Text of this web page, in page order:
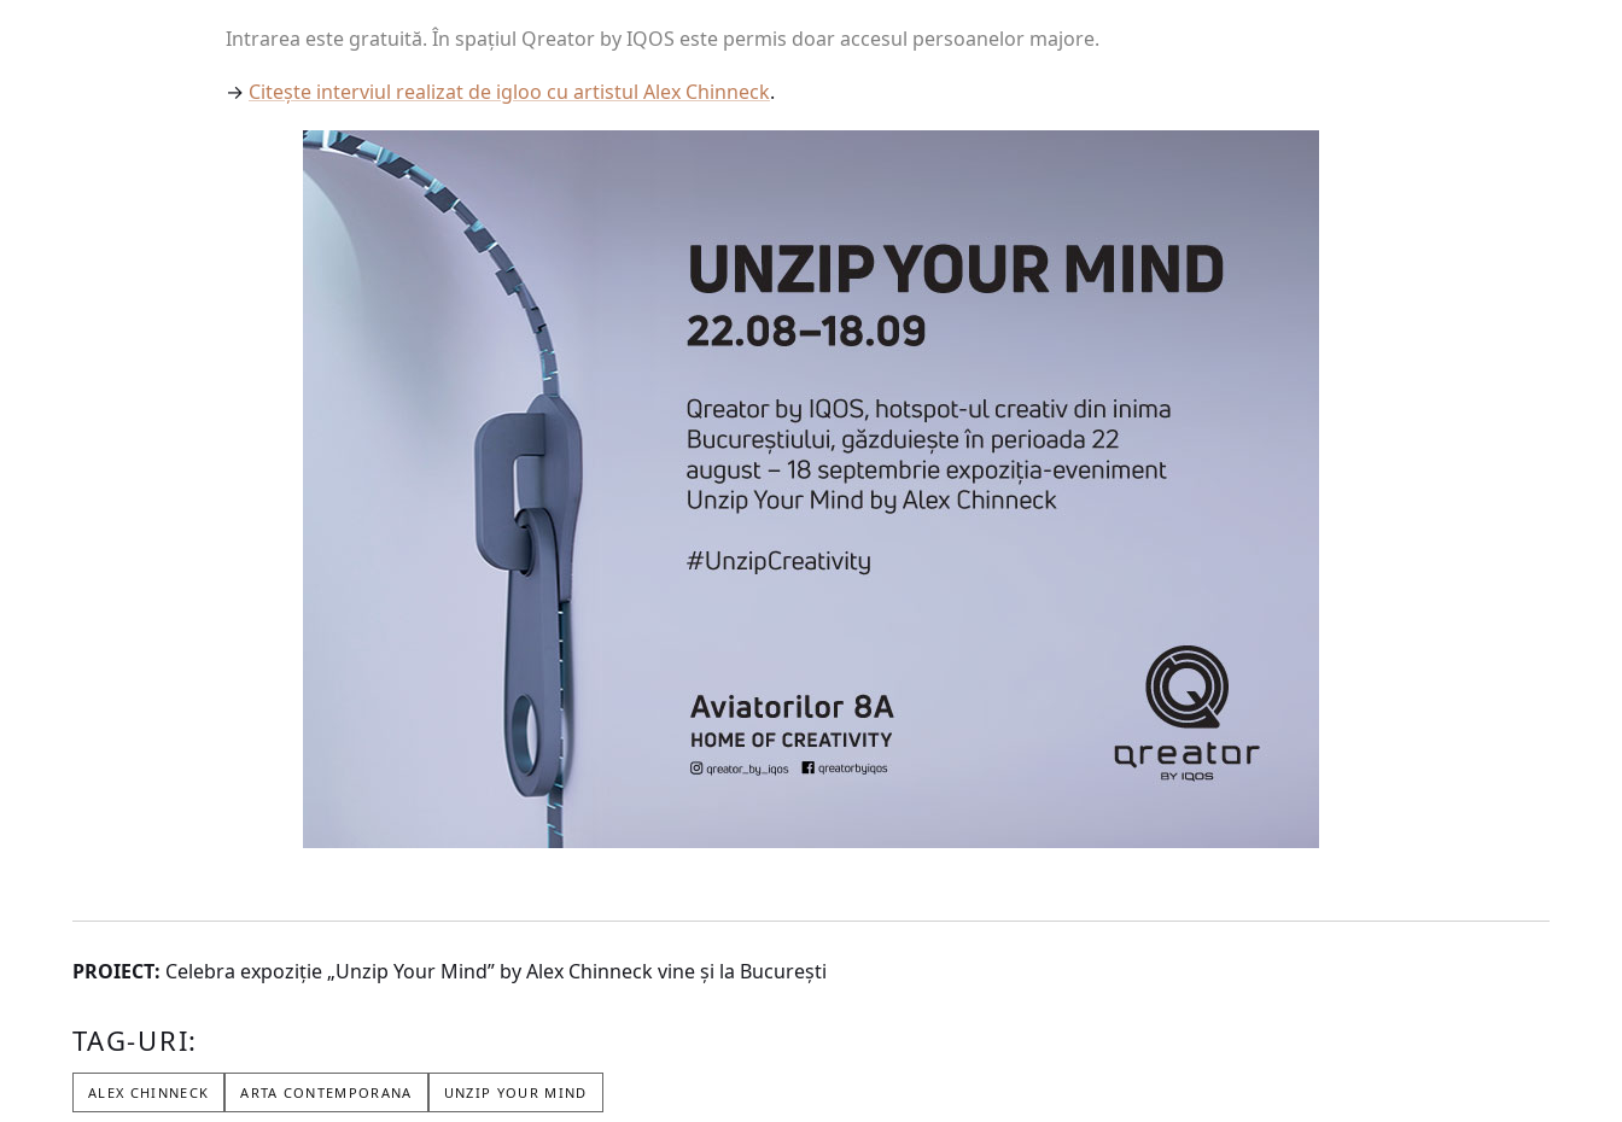
Intrarea este gratuită. În spațiul Qreator by IQOS este permis doar accesul persoanelor majore.
→ Citește interviul realizat de igloo cu artistul Alex Chinneck.
PROIECT: Celebra expoziție „Unzip Your Mind” by Alex Chinneck vine și la București
TAG-URI:
ALEX CHINNECK ARTA CONTEMPORANA UNZIP YOUR MIND